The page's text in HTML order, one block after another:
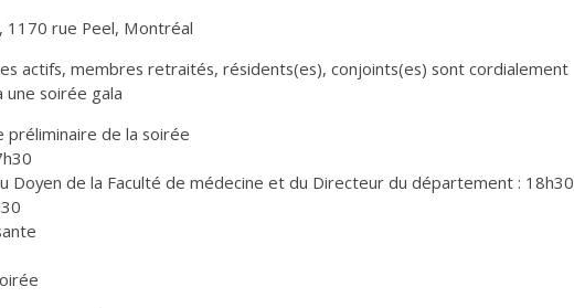
1170 rue Peel, Montréal
actifs, membres retraités, résidents(es), conjoints(es) sont cordialement
une soirée gala
préliminaire de la soirée
Doyen de la Faculté de médecine et du Directeur du département : 18h30